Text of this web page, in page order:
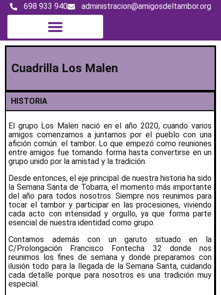
698 933 940 administracion@amigosdeltambor.org
Cuadrilla Los Malen
HISTORIA
El grupo Los Malen nació en el año 2020, cuando varios
amigos comenzamos a juntarnos por el pueblo con una
afición común: el tambor. Lo que empezó como reuniones
entre amigos fue tomando forma hasta convertirse en un
grupo unido por la amistad y la tradición.
Desde entonces, el eje principal de nuestra historia ha sido
la Semana Santa de Tobarra, el momento más importante
del año para todos nosotros. Siempre nos reunimos para
tocar el tambor y participar en las procesiones, viviendo
cada acto con intensidad y orgullo, ya que forma parte
esencial de nuestra identidad como grupo.
Contamos además con un garuto situado en la
C/Prolongación Francisco Fontecha 32 donde nos
reunimos los fines de semana y donde preparamos con
ilusión todo para la llegada de la Semana Santa, cuidando
cada detalle porque para nosotros es una tradición muy
especial.